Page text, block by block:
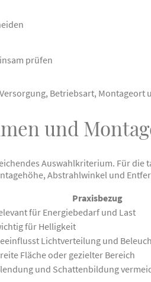
prüfen
Betriebsart,
und
Auswahlkriterium. Für die
Abstrahlwinkel und
Praxisbezug
für Energiebedarf und Last
für Helligkeit
Lichtverteilung und
Fläche oder gezielter Bereich
und Schattenbildung